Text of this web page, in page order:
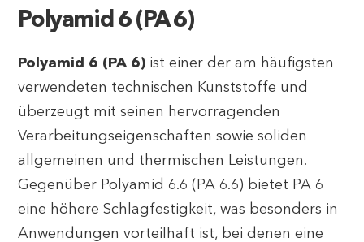
Polyamid 6 (PA 6)
Polyamid 6 (PA 6) ist einer der am häufigsten
verwendeten technischen Kunststoffe und
überzeugt mit seinen hervorragenden
Verarbeitungseigenschaften sowie soliden
allgemeinen und thermischen Leistungen.
Gegenüber Polyamid 6.6 (PA 6.6) bietet PA 6
eine höhere Schlagfestigkeit, was besonders in
Anwendungen vorteilhaft ist, bei denen eine